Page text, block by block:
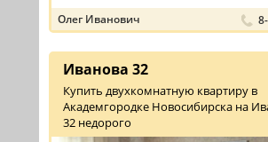
Олег Иванович
Иванова 32
Купить двухкомнатную квартиру в
Академгородке Новосибирска на
32 недорого